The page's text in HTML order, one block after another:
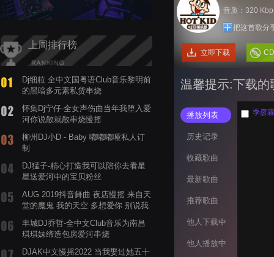
上周排行榜
Dj细粒 全中文国粤语Club音乐黎明前
的黑暗多元素私货串烧
怀集Dj宁仔-全女声伤曲当年我堕入爱
河你说散就散串烧慢摇
柳州DJ小D - Baby 嘟嘟嘟哑私人订
制
DJ猛子-精心打造我可以陪你去看星
星送爱河中的宝贝粉丝
AUG 2019抖音舞曲 夜店慢摇 来自天
堂的魔鬼 我的天空 多想爱你 别说我
丰城DJ乔哲-全中文Club音乐为南昌
琪琪妹缔造包房爱河串烧
DJAK中文慢摇2022 当我娶过她五十
音质：320
把这首歌分
立即下载
温馨提示:下载的
播放列表
历史记录
收藏歌曲
最新歌曲
推荐歌曲
他人下载中
他人播放中
季彦